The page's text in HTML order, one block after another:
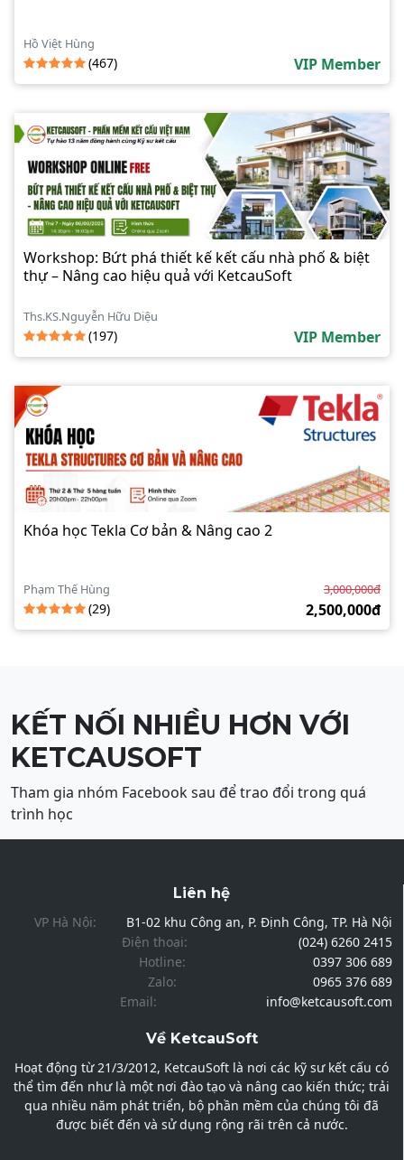
Hồ Việt Hùng
(467) VIP Member
Workshop: Bứt phá thiết kế kết cấu nhà phố & biệt
thự – Nâng cao hiệu quả với KetcauSoft
Ths.KS.Nguyễn Hữu Diệu
(197) VIP Member
Khóa học Tekla Cơ bản & Nâng cao 2
Phạm Thế Hùng 3,000,000đ
(29) 2,500,000đ
KẾT NỐI NHIỀU HƠN VỚI
KETCAUSOFT
Tham gia nhóm Facebook sau để trao đổi trong quá
trình học
Liên hệ
VP Hà Nội:
B1-02 khu Công an, P. Định Công, TP. Hà Nội
Điện thoại:
(024) 6260 2415
Hotline:
0397 306 689
Zalo:
0965 376 689
Email:
info@ketcausoft.com
Về KetcauSoft
Hoạt động từ 21/3/2012, KetcauSoft là nơi các kỹ sư kết cấu có
thể tìm đến như là một nơi đào tạo và nâng cao kiến thức; trải
qua nhiều năm phát triển, bộ phần mềm của chúng tôi đã
được biết đến và sử dụng rộng rãi trên cả nước.